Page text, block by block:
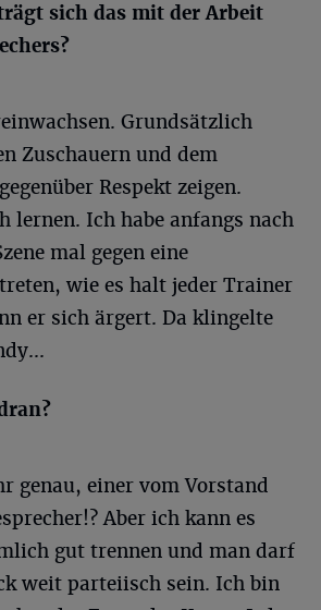
sich das mit der Arbeit
Grundsätzlich
Zuschauern und dem
Respekt zeigen.
lernen. Ich habe anfangs nach
mal gegen eine
wie es halt jeder Trainer
er sich ärgert. Da klingelte
genau, einer vom Vorstand
Aber ich kann es
gut trennen und man darf
weit parteiisch sein. Ich bin